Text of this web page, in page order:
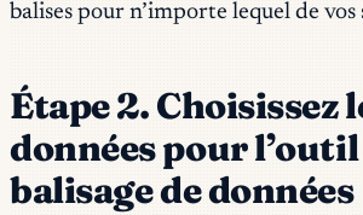
balises pour n’importe lequel de vos
Étape 2. Choisissez
données pour l’outil
balisage de données